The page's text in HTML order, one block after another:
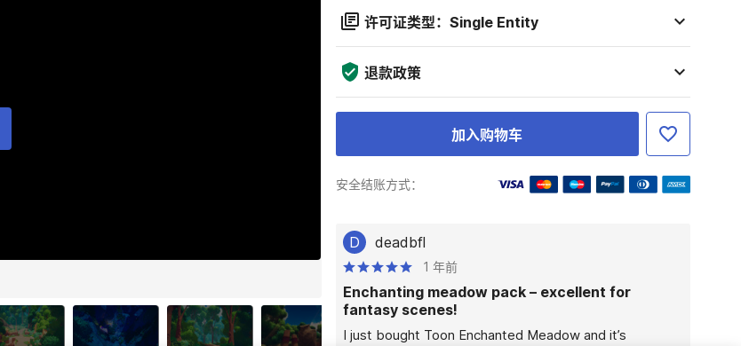
许可证类型：Single Entity
退款政策
加入购物车
安全结账方式：
D deadbfl
1 年前
Enchanting meadow pack – excellent for
fantasy scenes!
I just bought Toon Enchanted Meadow and it’s